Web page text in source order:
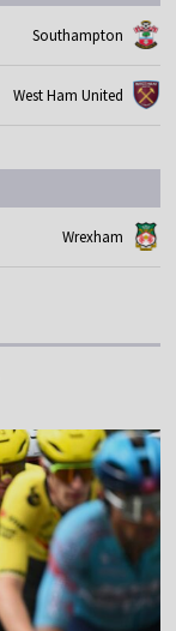
Southampton
West Ham United
Wrexham